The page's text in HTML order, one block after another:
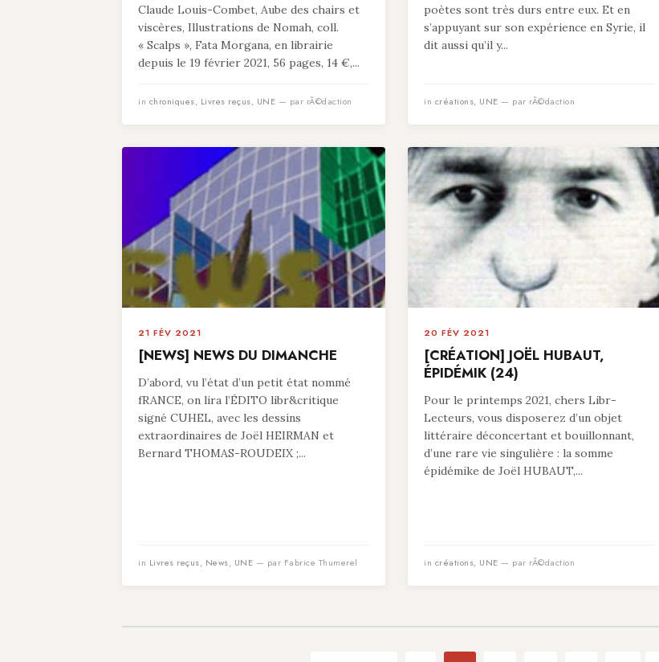
Claude Louis-Combet, Aube des chairs et
viscères, Illustrations de Nomah, coll.
« Scalps », Fata Morgana, en librairie
depuis le 19 février 2021, 56 pages, 14 €,...
in chroniques, Livres reçus, UNE — par rÃ©daction
poètes sont très durs entre eux. Et en
s’appuyant sur son expérience en Syrie, il
dit aussi qu’il y...
in créations, UNE — par rÃ©daction
21 FÉV 2021
[NEWS] NEWS DU DIMANCHE
D’abord, vu l’état d’un petit état nommé
fRANCE, on lira l’ÉDITO libr&critique
signé CUHEL, avec les dessins
extraordinaires de Joël HEIRMAN et
Bernard THOMAS-ROUDEIX ;...
in Livres reçus, News, UNE — par Fabrice Thumerel
20 FÉV 2021
[CRÉATION] JOËL HUBAUT,
ÉPIDÉMIK (24)
Pour le printemps 2021, chers Libr-
Lecteurs, vous disposerez d’un objet
littéraire déconcertant et bouillonnant,
d’une rare vie singulière : la somme
épidémike de Joël HUBAUT,...
in créations, UNE — par rÃ©daction